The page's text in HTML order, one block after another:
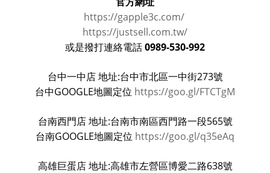
https://gapple3c.com/
https://justsell.com.tw/
或是撥打連絡電話 0989-530-992
台中一中店 地址:台中市北區一中街273號
台中GOOGLE地圖定位 https://goo.gl/FTCTgM
台南西門店 地址:台南市南區西門路一段565號
台南GOOGLE地圖定位 https://goo.gl/q35eAq
高雄巨蛋店 地址:高雄市左營區博愛二路638號